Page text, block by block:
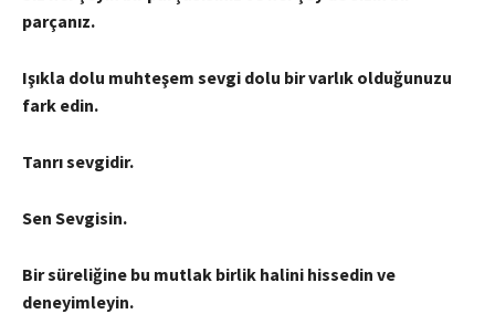
parçanız.
Işıkla dolu muhteşem sevgi dolu bir varlık olduğunuzu
fark edin.
Tanrı sevgidir.
Sen Sevgisin.
Bir süreliğine bu mutlak birlik halini hissedin ve
deneyimleyin.